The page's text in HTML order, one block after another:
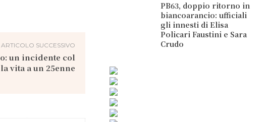
ARTICOLO SUCCESSIVO
un incidente col
vita a un 25enne
PB63, doppio ritorno in
biancoarancio: ufficiali
gli innesti di Elisa
Policari Faustini e Sara
Crudo